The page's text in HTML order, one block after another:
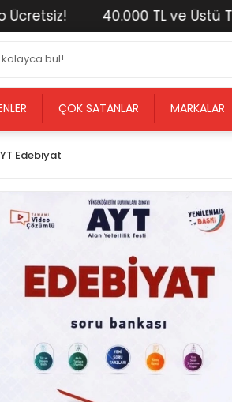
40.000 TL ve Üstü
ÇOK SATANLAR MARKALAR
Edebiyat